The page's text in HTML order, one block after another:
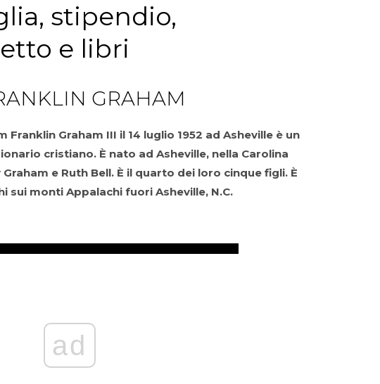
stipendio,
e libri
GRAHAM
Franklin Graham III il 14 luglio 1952 ad Asheville è un
cristiano. È nato ad Asheville, nella Carolina
e Ruth Bell. È il quarto dei loro cinque figli. È
sui monti Appalachi fuori Asheville, N.C.
ad